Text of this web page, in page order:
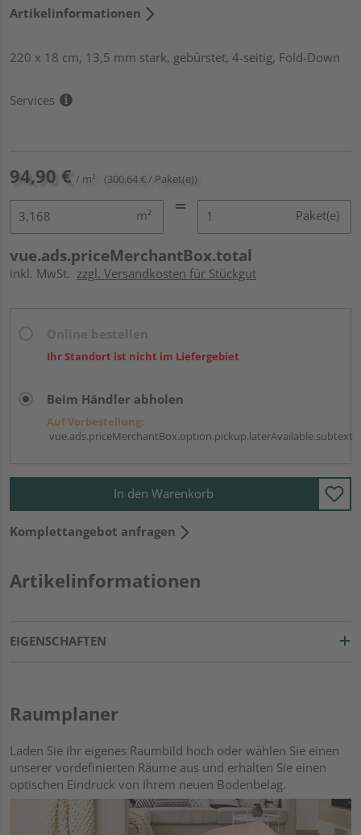
Artikelinformationen
220 x 18 cm, 13,5 mm stark, gebürstet, 4-seitig, Fold-Down
Services
94,90 € / m² (300,64 € / Paket(e))
m² Paket(e)
vue.ads.priceMerchantBox.total
inkl. MwSt. zzgl. Versandkosten für Stückgut
Ihr Standort ist nicht im Liefergebiet
Beim Händler abholen
Auf Vorbestellung:
vue.ads.priceMerchantBox.option.pickup.laterAvailable.subtext
In den Warenkorb
Komplettangebot anfragen
Artikelinformationen
EIGENSCHAFTEN
Raumplaner
Laden Sie Ihr eigenes Raumbild hoch oder wählen Sie einen
unserer vordefinierten Räume aus und erhalten Sie einen
optischen Eindruck von Ihrem neuen Bodenbelag.